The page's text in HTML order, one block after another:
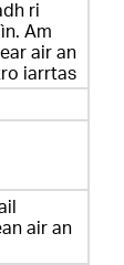
ri
Am
air an
iarrtas
air an